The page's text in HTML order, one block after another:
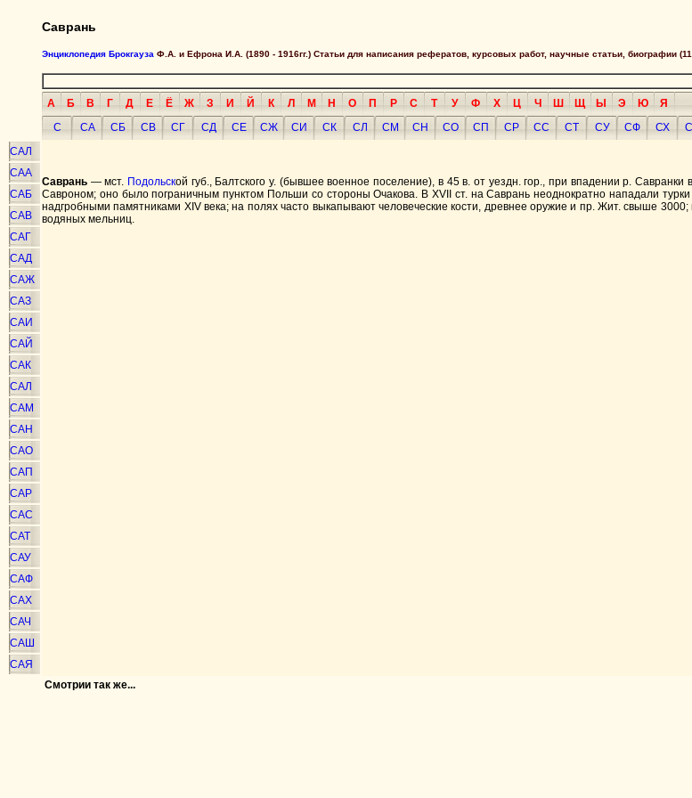
Саврань
Энциклопедия Брокгауза Ф.А. и Ефрона И.А. (1890 - 1916гг.) Статьи для написания рефератов, курсовых работ, научные статьи, биографии
А Б В Г Д Е Ё Ж З И Й К Л М Н О П Р С Т У Ф Х Ц Ч Ш Щ Ы Э Ю Я
С
СА СБ СВ СГ СД СЕ СЖ СИ СК СЛ СМ СН СО СП СР СС СТ СУ СФ СХ
САЛ
САА
САБ
САВ
САГ
САД
САЖ
САЗ
САИ
САЙ
САК
САЛ
САМ
САН
САО
САП
САР
САС
САТ
САУ
САФ
САХ
САЧ
САШ
САЯ
Саврань — мст. Подольской губ., Балтского у. (бывшее военное поселение), в 45 в. от уездн. гор., при впадении р. Савранки
Савроном; оно было пограничным пунктом Польши со стороны Очакова. В XVII ст. на Саврань неоднократно нападали
надгробными памятниками XIV века; на полях часто выкапывают человеческие кости, древнее оружие и пр. Жит. свыше
водяных мельниц.
Смотрии так же...